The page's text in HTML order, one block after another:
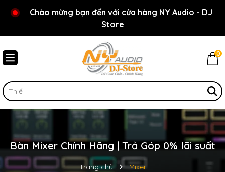
Chào mừng bạn đến với cửa hàng NY Audio - DJ
Store
0
Bàn Mixer Chính Hãng | Trả Góp 0% lãi suất
Trang chủ Mixer